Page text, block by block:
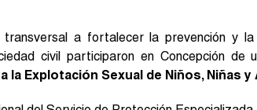
transversal a fortalecer la prevención y
civil participaron en Concepción de
la Explotación Sexual de Niños, Niñas